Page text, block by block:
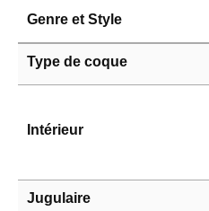
Genre et Style
Type de coque
Intérieur
Jugulaire